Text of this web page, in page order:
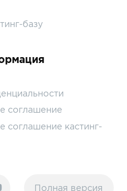
базу
соглашение
соглашение кастинг-
Полная версия